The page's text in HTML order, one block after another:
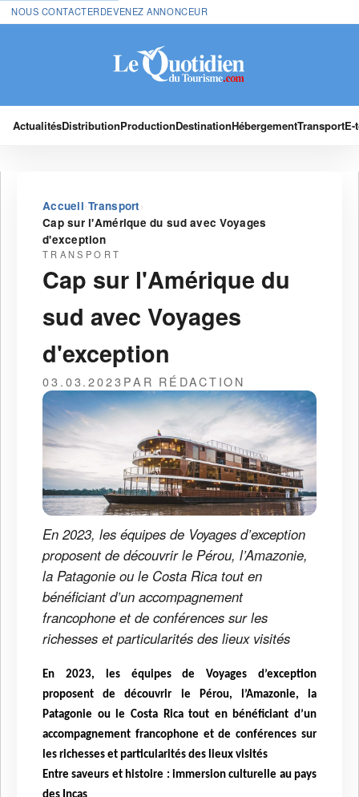
NOUS CONTACTERDEVENEZ ANNONCEUR
ActualitésDistributionProductionDestinationHébergementTransport
Accueil›Transport ›
Cap sur l'Amérique du sud avec Voyages
d'exception
TRANSPORT
Cap sur l'Amérique du
sud avec Voyages
d'exception
03.03.2023PAR RÉDACTION
En 2023, les équipes de Voyages d’exception
proposent de découvrir le Pérou, l’Amazonie,
la Patagonie ou le Costa Rica tout en
bénéficiant d’un accompagnement
francophone et de conférences sur les
richesses et particularités des lieux visités
En 2023, les équipes de Voyages d’exception
proposent de découvrir le Pérou, l’Amazonie, la
Patagonie ou le Costa Rica tout en bénéficiant d’un
accompagnement francophone et de conférences sur
les richesses et particularités des lieux visités
Entre saveurs et histoire : immersion culturelle au pays